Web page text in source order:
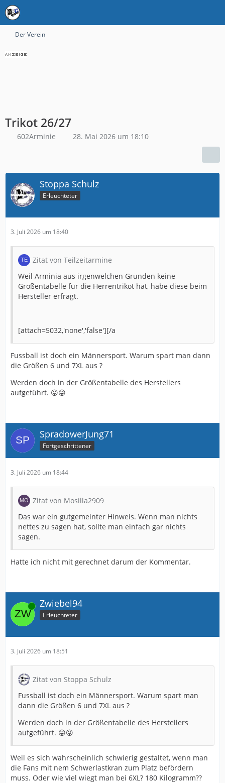
Der Verein
Trikot 26/27
602Arminie 28. Mai 2026 um 18:10
Stoppa Schulz
Erleuchteter
3. Juli 2026 um 18:40
Zitat von Teilzeitarmine
Weil Arminia aus irgenwelchen Gründen keine
Größentabelle für die Herrentrikot hat, habe diese beim
Hersteller erfragt.
[attach=5032,'none','false'][/a
Fussball ist doch ein Männersport. Warum spart man dann
die Größen 6 und 7XL aus ?
Werden doch in der Größentabelle des Herstellers
aufgeführt. 😛😜
SpradowerJung71
Fortgeschrittener
3. Juli 2026 um 18:44
Zitat von Mosilla2909
Das war ein gutgemeinter Hinweis. Wenn man nichts
nettes zu sagen hat, sollte man einfach gar nichts
sagen.
Hatte ich nicht mit gerechnet darum der Kommentar.
Online Zwiebel94
Erleuchteter
3. Juli 2026 um 18:51
Zitat von Stoppa Schulz
Fussball ist doch ein Männersport. Warum spart man
dann die Größen 6 und 7XL aus ?
Werden doch in der Größentabelle des Herstellers
aufgeführt. 😛😜
Weil es sich wahrscheinlich schwierig gestaltet, wenn man
die Fans mit nem Schwerlastkran zum Platz befördern
muss. Oder wie viel wiegt man bei 6XL? 180 Kilogramm??